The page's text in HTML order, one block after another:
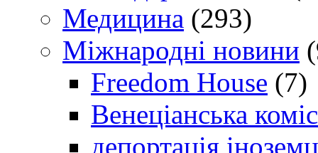
Медицина (293)
Міжнародні новини
Freedom House (7)
Венеціанська
депортація